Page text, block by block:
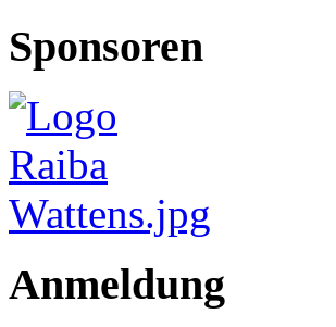
Sponsoren
Anmeldung